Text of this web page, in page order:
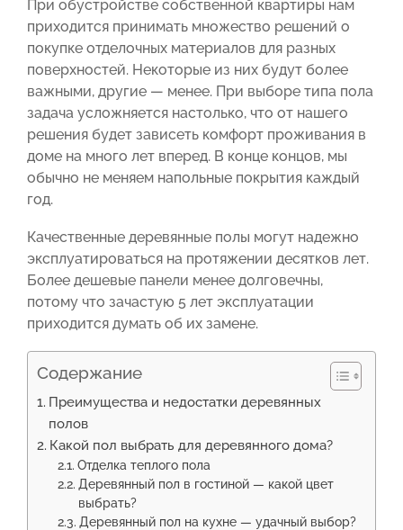
При обустройстве собственной квартиры нам
приходится принимать множество решений о
покупке отделочных материалов для разных
поверхностей. Некоторые из них будут более
важными, другие — менее. При выборе типа пола
задача усложняется настолько, что от нашего
решения будет зависеть комфорт проживания в
доме на много лет вперед. В конце концов, мы
обычно не меняем напольные покрытия каждый
год.
Качественные деревянные полы могут надежно
эксплуатироваться на протяжении десятков лет.
Более дешевые панели менее долговечны,
потому что зачастую 5 лет эксплуатации
приходится думать об их замене.
Содержание
Преимущества и недостатки деревянных
полов
Какой пол выбрать для деревянного дома?
Отделка теплого пола
Деревянный пол в гостиной — какой цвет
выбрать?
Деревянный пол на кухне — удачный выбор?